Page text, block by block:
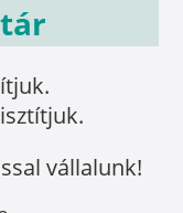
vállalunk!